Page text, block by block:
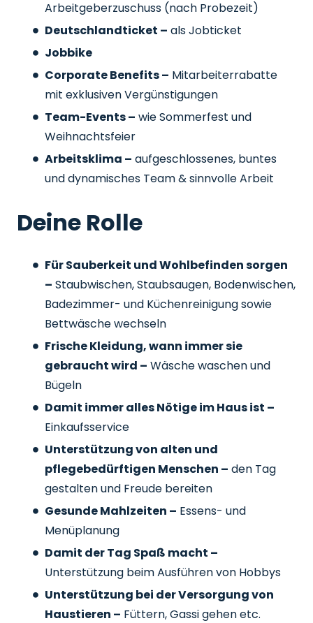
Arbeitgeberzuschuss (nach Probezeit)
Deutschlandticket – als Jobticket
Jobbike
Corporate Benefits – Mitarbeiterrabatte
mit exklusiven Vergünstigungen
Team-Events – wie Sommerfest und
Weihnachtsfeier
Arbeitsklima – aufgeschlossenes, buntes
und dynamisches Team & sinnvolle Arbeit
Deine Rolle
Für Sauberkeit und Wohlbefinden sorgen
– Staubwischen, Staubsaugen, Bodenwischen,
Badezimmer- und Küchenreinigung sowie
Bettwäsche wechseln
Frische Kleidung, wann immer sie
gebraucht wird – Wäsche waschen und
Bügeln
Damit immer alles Nötige im Haus ist –
Einkaufsservice
Unterstützung von alten und
pflegebedürftigen Menschen – den Tag
gestalten und Freude bereiten
Gesunde Mahlzeiten – Essens- und
Menüplanung
Damit der Tag Spaß macht –
Unterstützung beim Ausführen von Hobbys
Unterstützung bei der Versorgung von
Haustieren – Füttern, Gassi gehen etc.